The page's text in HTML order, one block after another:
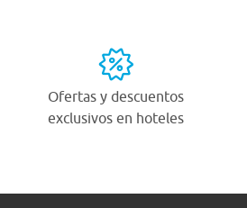
Ofertas y descuentos
exclusivos en hoteles